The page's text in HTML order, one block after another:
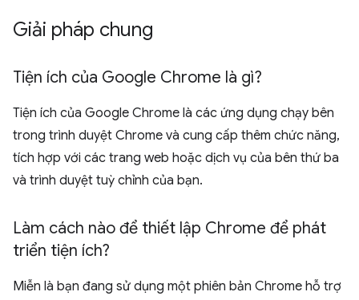
Giải pháp chung
Tiện ích của Google Chrome là gì?
Tiện ích của Google Chrome là các ứng dụng chạy bên
trong trình duyệt Chrome và cung cấp thêm chức năng,
tích hợp với các trang web hoặc dịch vụ của bên thứ ba
và trình duyệt tuỳ chỉnh của bạn.
Làm cách nào để thiết lập Chrome để phát
triển tiện ích?
Miễn là bạn đang sử dụng một phiên bản Chrome hỗ trợ